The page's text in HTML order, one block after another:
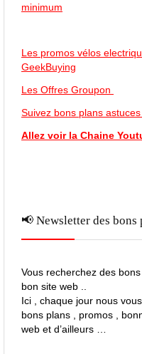
minimum
Les promos vélos
GeekBuying
Les Offres Groupon
Suivez bons plans
Allez voir la Chaine
📢 Newsletter des bons
Vous recherchez des
bon site web ..
Ici , chaque jour nous
bons plans , promos ,
web et d’ailleurs …